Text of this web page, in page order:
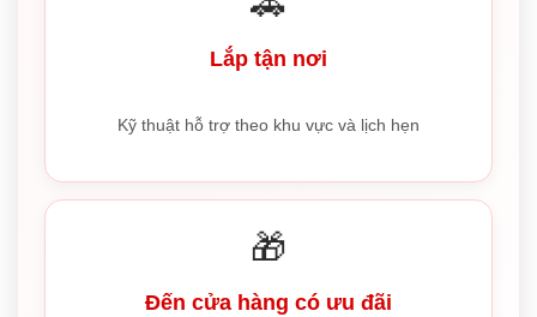
Lắp tận nơi
Kỹ thuật hỗ trợ theo khu vực và lịch hẹn
🎁
Đến cửa hàng có ưu đãi